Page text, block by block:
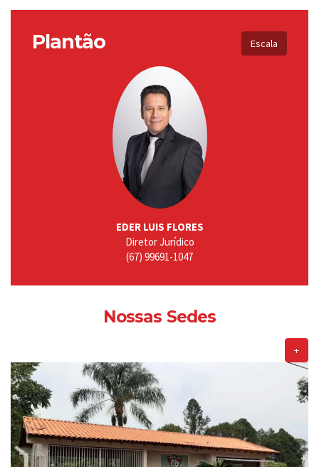
Plantão Escala
EDER LUIS FLORES
Diretor Jurídico
(67) 99691-1047
Nossas Sedes
+